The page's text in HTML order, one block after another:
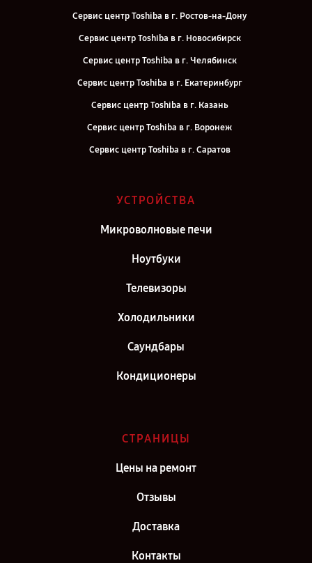
Сервис центр Toshiba в г. Ростов-на-Дону
Сервис центр Toshiba в г. Новосибирск
Сервис центр Toshiba в г. Челябинск
Сервис центр Toshiba в г. Екатеринбург
Сервис центр Toshiba в г. Казань
Сервис центр Toshiba в г. Воронеж
Сервис центр Toshiba в г. Саратов
Сервис центр Toshiba в г. Киров
Сервис центр Toshiba в г. Санкт-Петербург
УСТРОЙСТВА
Микроволновые печи
Ноутбуки
Телевизоры
Холодильники
Саундбары
Кондиционеры
СТРАНИЦЫ
Цены на ремонт
Отзывы
Доставка
Контакты